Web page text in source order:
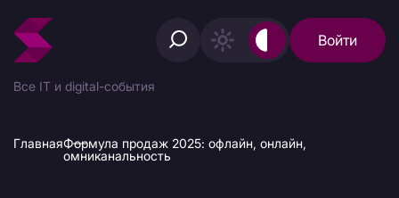
Войти
Все IT и digital-события
ГлавнаяФормула продаж 2025: офлайн, онлайн,
омниканальность